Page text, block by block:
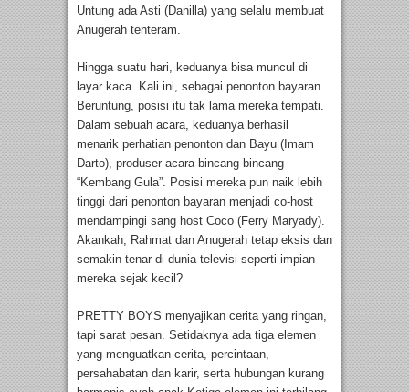
Untung ada Asti (Danilla) yang selalu membuat
Anugerah tenteram.
Hingga suatu hari, keduanya bisa muncul di
layar kaca. Kali ini, sebagai penonton bayaran.
Beruntung, posisi itu tak lama mereka tempati.
Dalam sebuah acara, keduanya berhasil
menarik perhatian penonton dan Bayu (Imam
Darto), produser acara bincang-bincang
“Kembang Gula”. Posisi mereka pun naik lebih
tinggi dari penonton bayaran menjadi co-host
mendampingi sang host Coco (Ferry Maryady).
Akankah, Rahmat dan Anugerah tetap eksis dan
semakin tenar di dunia televisi seperti impian
mereka sejak kecil?
PRETTY BOYS menyajikan cerita yang ringan,
tapi sarat pesan. Setidaknya ada tiga elemen
yang menguatkan cerita, percintaan,
persahabatan dan karir, serta hubungan kurang